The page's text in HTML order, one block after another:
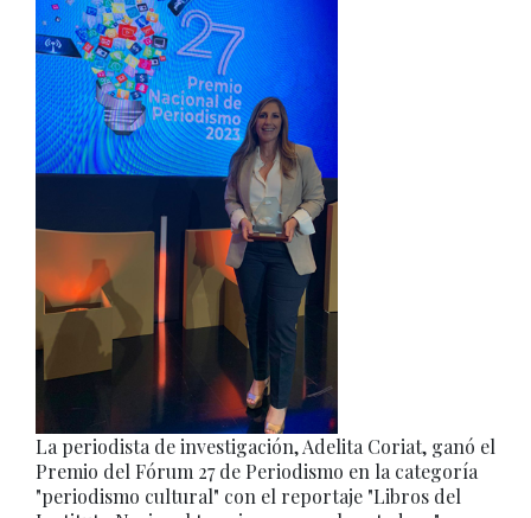
La periodista de investigación, Adelita Coriat, ganó el
Premio del Fórum 27 de Periodismo en la categoría
"periodismo cultural" con el reportaje "Libros del